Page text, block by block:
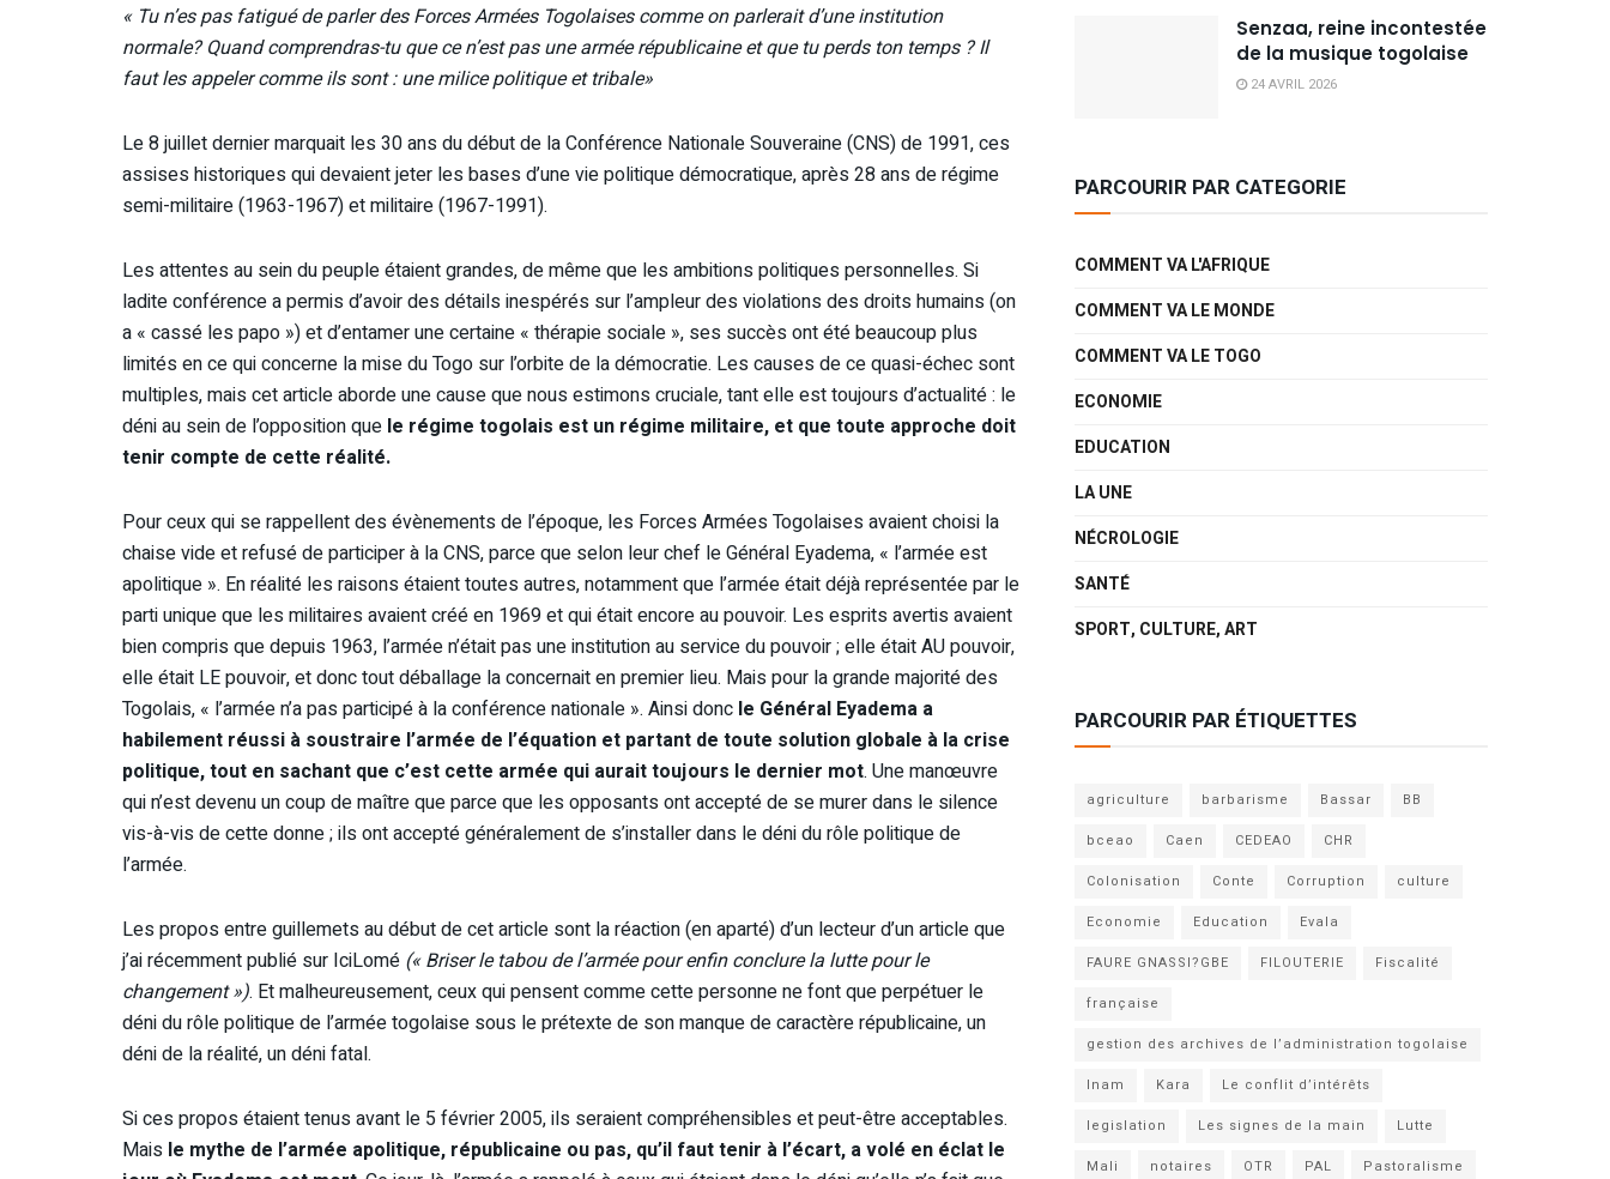
« Tu n’es pas fatigué de parler des Forces Armées Togolaises comme on parlerait d’une institution
normale? Quand comprendras-tu que ce n’est pas une armée républicaine et que tu perds ton temps ? Il
faut les appeler comme ils sont : une milice politique et tribale»
Le 8 juillet dernier marquait les 30 ans du début de la Conférence Nationale Souveraine (CNS) de 1991, ces
assises historiques qui devaient jeter les bases d’une vie politique démocratique, après 28 ans de régime
semi-militaire (1963-1967) et militaire (1967-1991).
Les attentes au sein du peuple étaient grandes, de même que les ambitions politiques personnelles. Si
ladite conférence a permis d’avoir des détails inespérés sur l’ampleur des violations des droits humains (on
a « cassé les papo ») et d’entamer une certaine « thérapie sociale », ses succès ont été beaucoup plus
limités en ce qui concerne la mise du Togo sur l’orbite de la démocratie. Les causes de ce quasi-échec sont
multiples, mais cet article aborde une cause que nous estimons cruciale, tant elle est toujours d’actualité : le
déni au sein de l’opposition que le régime togolais est un régime militaire, et que toute approche doit
tenir compte de cette réalité.
Pour ceux qui se rappellent des évènements de l’époque, les Forces Armées Togolaises avaient choisi la
chaise vide et refusé de participer à la CNS, parce que selon leur chef le Général Eyadema, « l’armée est
apolitique ». En réalité les raisons étaient toutes autres, notamment que l’armée était déjà représentée par le
parti unique que les militaires avaient créé en 1969 et qui était encore au pouvoir. Les esprits avertis avaient
bien compris que depuis 1963, l’armée n’était pas une institution au service du pouvoir ; elle était AU pouvoir,
elle était LE pouvoir, et donc tout déballage la concernait en premier lieu. Mais pour la grande majorité des
Togolais, « l’armée n’a pas participé à la conférence nationale ». Ainsi donc le Général Eyadema a
habilement réussi à soustraire l’armée de l’équation et partant de toute solution globale à la crise
politique, tout en sachant que c’est cette armée qui aurait toujours le dernier mot. Une manœuvre
qui n’est devenu un coup de maître que parce que les opposants ont accepté de se murer dans le silence
vis-à-vis de cette donne ; ils ont accepté généralement de s’installer dans le déni du rôle politique de
l’armée.
Les propos entre guillemets au début de cet article sont la réaction (en aparté) d’un lecteur d’un article que
j’ai récemment publié sur IciLomé (« Briser le tabou de l’armée pour enfin conclure la lutte pour le
changement »). Et malheureusement, ceux qui pensent comme cette personne ne font que perpétuer le
déni du rôle politique de l’armée togolaise sous le prétexte de son manque de caractère républicaine, un
déni de la réalité, un déni fatal.
Si ces propos étaient tenus avant le 5 février 2005, ils seraient compréhensibles et peut-être acceptables.
Mais le mythe de l’armée apolitique, républicaine ou pas, qu’il faut tenir à l’écart, a volé en éclat le
Senzaa, reine incontestée
de la musique togolaise
24 AVRIL 2026
PARCOURIR PAR CATEGORIE
COMMENT VA L'AFRIQUE
COMMENT VA LE MONDE
COMMENT VA LE TOGO
ECONOMIE
EDUCATION
LA UNE
NÉCROLOGIE
SANTÉ
SPORT, CULTURE, ART
PARCOURIR PAR ÉTIQUETTES
agriculture barbarisme Bassar
BB
bceao
Caen CEDEAO
CHR
Colonisation
Conte Corruption
culture
Economie
Education
Evala
FAURE GNASSI?GBE
FILOUTERIE
Fiscalité
française
gestion des archives de l’administration togolaise
Inam
Kara
Le conflit d’intérêts
legislation
Les signes de la main
Lutte
Mali
notaires OTR PAL
Pastoralisme